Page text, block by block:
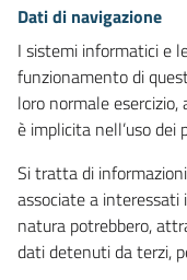
Dati di navigazione
I sistemi informatici e
funzionamento di
loro normale
è implicita nell’uso
Si tratta di
associate a
natura potrebbero,
dati detenuti da terzi,